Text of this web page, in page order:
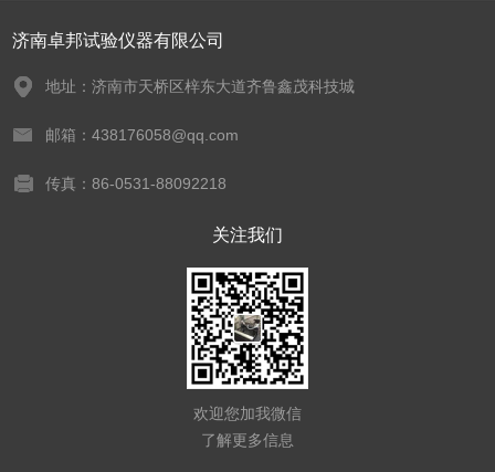
济南卓邦试验仪器有限公司
地址：济南市天桥区梓东大道齐鲁鑫茂科技城
邮箱：438176058@qq.com
传真：86-0531-88092218
关注我们
欢迎您加我微信
了解更多信息